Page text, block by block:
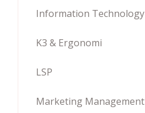
Information Technology
K3 & Ergonomi
LSP
Marketing Management